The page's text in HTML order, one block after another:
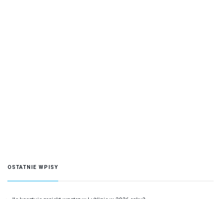
OSTATNIE WPISY